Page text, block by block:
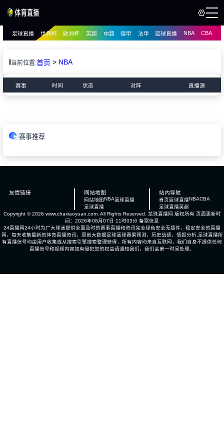
播
足球直播 世界杯 欧洲杯 英超 中超 德甲 法甲 篮球直播 NBA CBA
当前位置:首页 > NBA
赛事 时间 状态 对阵 直播源
赛事推荐
友情链接 网站地图
网站地图NBA篮球直播
足球直播
站内导航
首页篮球直播NBACBA
足球直播英超
Copyright © 2026 www.chaxiaoyuan.com. All Rights Reserved. 龙珠直播网 版权所有 页面更新时
间：2026年08月07日 11时03分 备案信息
24直播网24小时为广大球迷提供全面及时的赛事直播和资讯完全绿色安全无插件，稳定安全的直播
网，每天收集最新的体育直播资讯，原创大数据足球篮球赛果预测，历史战绩，情报分析,足球直播所
有直播信号均由用户收集或从搜索引擎搜索整理获得，所有内容均来自互联网，我们自身不提供任何
直播信号和视频内容如有侵犯您的权益请通知我们，我们会第一时间处理。